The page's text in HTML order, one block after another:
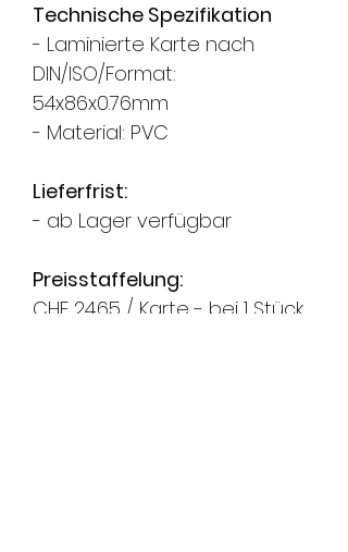
Technische Spezifikation
- Laminierte Karte nach
DIN/ISO/Format:
54x86x0.76mm
- Material: PVC
Lieferfrist:
- ab Lager verfügbar
Preisstaffelung:
CHF 24.65 / Karte - bei 1 Stück